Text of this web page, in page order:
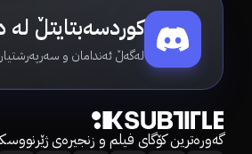
کوردسەبتایتڵ
لەگەڵ ئەندامان و
گەورەترین کۆگای فیلم و زنجیرەی